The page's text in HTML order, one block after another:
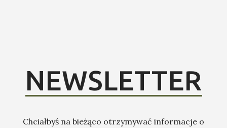
NEWSLETTER
Chciałbyś na bieżąco otrzymywać informacje o